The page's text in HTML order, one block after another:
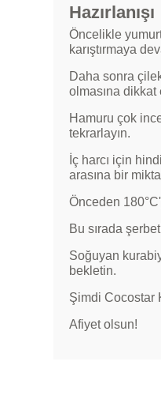
Hazırlanışı
Öncelikle
karıştırmaya
Daha sonra
olmasına
Hamuru çok
tekrarlayın.
İç harcı için
arasına bir
Önceden
Bu sırada
Soğuyan
bekletin.
Şimdi Cocostar
Afiyet olsun!